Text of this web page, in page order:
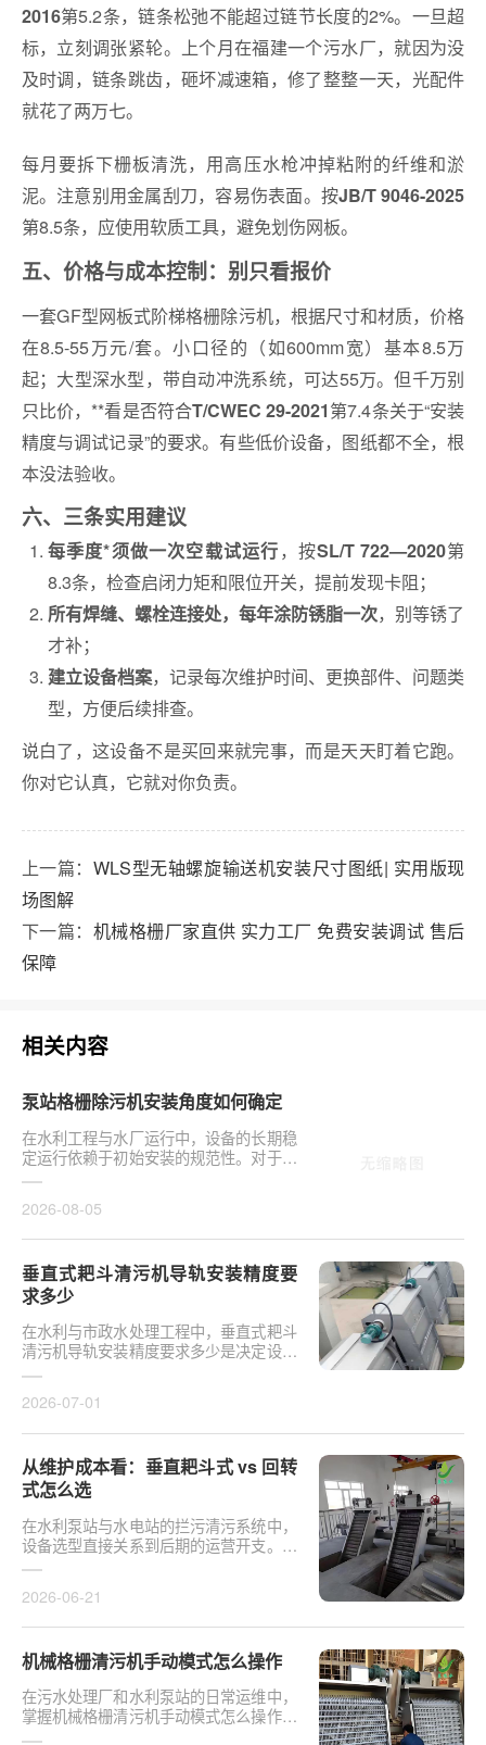
2016第5.2条，链条松弛不能超过链节长度的2%。一旦超
标，立刻调张紧轮。上个月在福建一个污水厂，就因为没
及时调，链条跳齿，砸坏减速箱，修了整整一天，光配件
就花了两万七。
每月要拆下栅板清洗，用高压水枪冲掉粘附的纤维和淤
泥。注意别用金属刮刀，容易伤表面。按JB/T 9046-2025
第8.5条，应使用软质工具，避免划伤网板。
五、价格与成本控制：别只看报价
一套GF型网板式阶梯格栅除污机，根据尺寸和材质，价格
在8.5-55万元/套。小口径的（如600mm宽）基本8.5万
起；大型深水型，带自动冲洗系统，可达55万。但千万别
只比价，**看是否符合T/CWEC 29-2021第7.4条关于“安装
精度与调试记录”的要求。有些低价设备，图纸都不全，根
本没法验收。
六、三条实用建议
每季度*须做一次空载试运行 ，按SL/T 722—2020第
8.3条，检查启闭力矩和限位开关，提前发现卡阻；
所有焊缝、螺栓连接处，每年涂防锈脂一次，别等锈了
才补；
建立设备档案，记录每次维护时间、更换部件、问题类
型，方便后续排查。
说白了，这设备不是买回来就完事，而是天天盯着它跑。
你对它认真，它就对你负责。
上一篇：WLS型无轴螺旋输送机安装尺寸图纸| 实用版现
场图解
下一篇： 机械格栅厂家直供 实力工厂 免费安装调试 售后
保障
相关内容
泵站格栅除污机安装角度如何确定
在水利工程与水厂运行中，设备的长期稳
定运行依赖于初始安装的规范性。对于泵
站核心拦污设备而言，其倾斜度直接影响
2026-08-05
垂直式耙斗清污机导轨安装精度要
求多少
在水利与市政水处理工程中，垂直式耙斗
清污机导轨安装精度要求多少是决定设备
运行平稳性的核心**。导轨作为耙斗上下
2026-07-01
从维护成本看：垂直耙斗式 vs 回转
式怎么选
在水利泵站与水电站的拦污清污系统中，
设备选型直接关系到后期的运营开支。探
讨从维护成本看：垂直耙斗式 vs 回转式
2026-06-21
机械格栅清污机手动模式怎么操作
在污水处理厂和水利泵站的日常运维中，
掌握机械格栅清污机手动模式怎么操作是
保障设备稳定运行的基础环节。以某市政